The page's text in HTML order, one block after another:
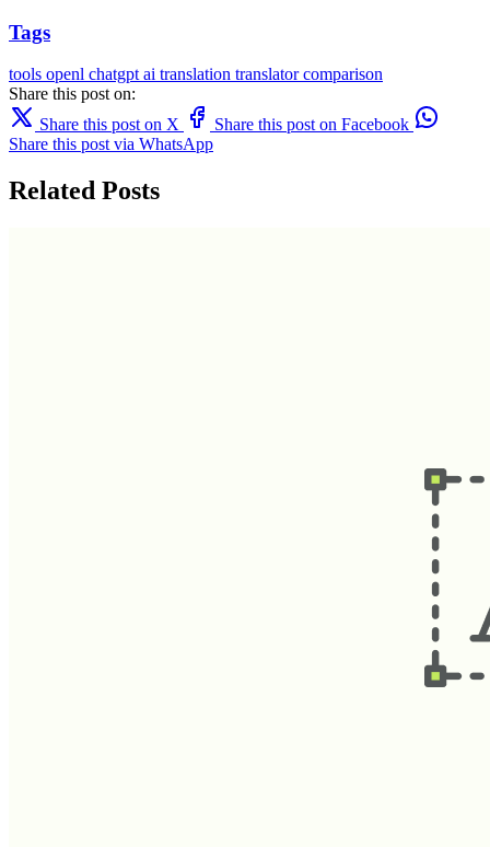
Tags
tools openl chatgpt ai translation translator comparison
Share this post on:
Share this post on X
Share this post on Facebook
Share this post via WhatsApp
Related Posts